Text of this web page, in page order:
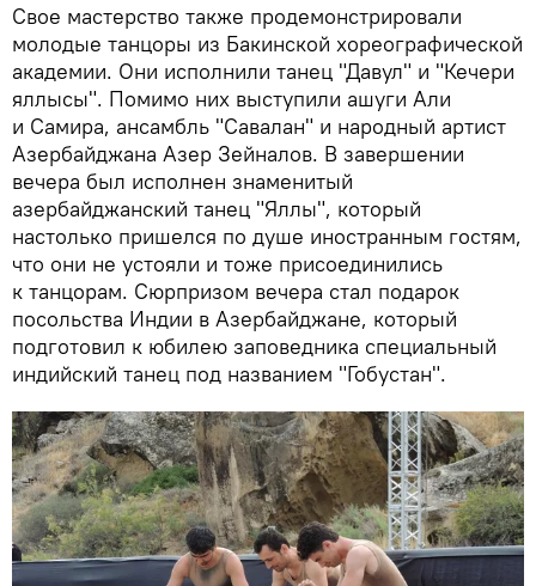
Свое мастерство также продемонстрировали
молодые танцоры из Бакинской хореографической
академии. Они исполнили танец "Давул" и "Кечери
яллысы". Помимо них выступили ашуги Али
и Самира, ансамбль "Савалан" и народный артист
Азербайджана Азер Зейналов. В завершении
вечера был исполнен знаменитый
азербайджанский танец "Яллы", который
настолько пришелся по душе иностранным гостям,
что они не устояли и тоже присоединились
к танцорам. Сюрпризом вечера стал подарок
посольства Индии в Азербайджане, который
подготовил к юбилею заповедника специальный
индийский танец под названием "Гобустан".